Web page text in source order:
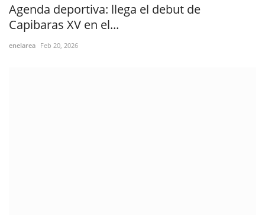
Agenda deportiva: llega el debut de
Capibaras XV en el...
enelarea Feb 20, 2026